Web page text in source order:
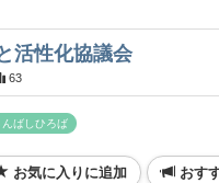
活性化協議会
63
んばしひろば
お気に入りに追加 おす